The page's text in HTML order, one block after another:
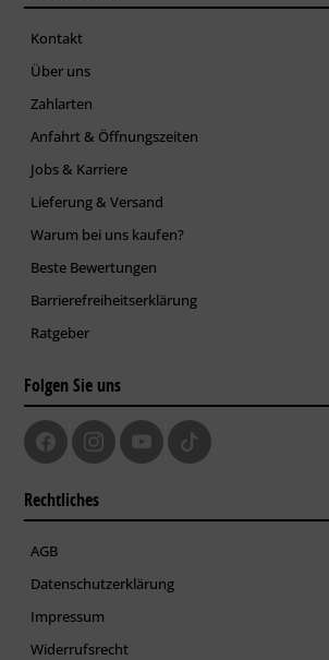
Kontakt
Über uns
Zahlarten
Anfahrt & Öffnungszeiten
Jobs & Karriere
Lieferung & Versand
Warum bei uns kaufen?
Beste Bewertungen
Barrierefreiheitserklärung
Ratgeber
Folgen Sie uns
Rechtliches
AGB
Datenschutzerklärung
Impressum
Widerrufsrecht